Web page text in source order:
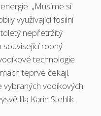
„Musíme si
využívající fosilní
nepřetržitý
související ropný
technologie
teprve čekají.
vodíkových
Karin Stehlík.